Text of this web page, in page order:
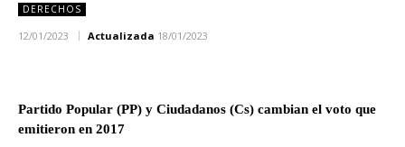
DERECHOS
12/01/2023 Actualizada 18/01/2023
Partido Popular (PP) y Ciudadanos (Cs) cambian el voto que
emitieron en 2017